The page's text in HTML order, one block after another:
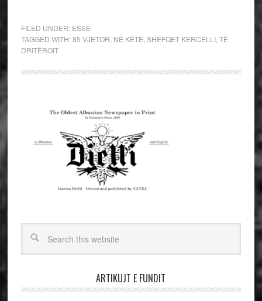
FILED UNDER: ESSE
TAGGED WITH:85 VJETOR NË KËTË SHEFQET KERCELLI, TË
DRITËROIT
ARTIKUJT E FUNDIT